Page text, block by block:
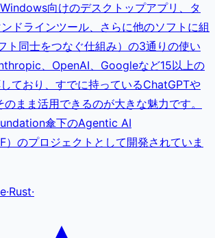
向けのデスクトップアプリ、タ
ドラインツール、さらに他のソフトに組
ト同士をつなぐ仕組み）の3通りの使い
、OpenAI、Googleなど15以上の
ており、すでに持っているChatGPTや
まま活用できるのが大きな魅力です。
傘下のAgentic AI
のプロジェクトとして開発されていま
·Rust·